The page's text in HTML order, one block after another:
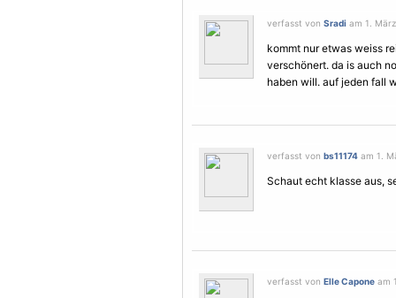
verfasst von Sradi am 1.
kommt nur etwas weiss
verschönert. da is auch
haben will. auf jeden fall
verfasst von bs11174 am 1.
Schaut echt klasse aus,
verfasst von Elle Capone am